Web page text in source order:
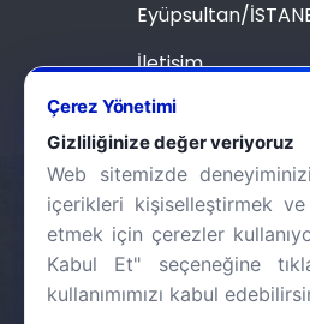
Eyüpsultan/
İletişim
0 (212) 924 24 44
Çerez Yönetimi
Gizliliğinize değer veriyoruz
Web sitemizde
içerikleri kişiselleştirmek
etmek için çerezler
Kabul Et" seçeneğine
kullanımımızı kabul